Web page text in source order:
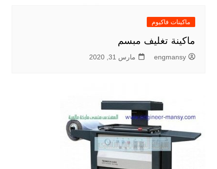
ماكينات فاكيوم
ماكينة تغليف مبسم
engmansy مارس 31, 2020